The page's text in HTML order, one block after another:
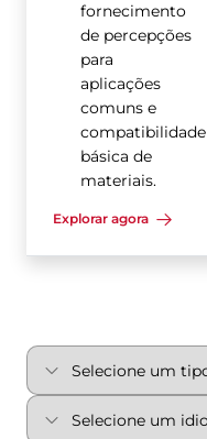
fornecimento
de percepções
para
aplicações
comuns e
compatibilidade
básica de
materiais.
Explorar agora